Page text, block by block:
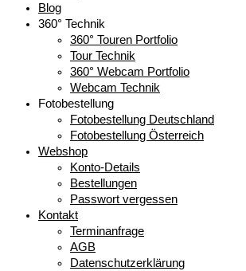
Blog
360° Technik
360° Touren Portfolio
Tour Technik
360° Webcam Portfolio
Webcam Technik
Fotobestellung
Fotobestellung Deutschland
Fotobestellung Österreich
Webshop
Konto-Details
Bestellungen
Passwort vergessen
Kontakt
Terminanfrage
AGB
Datenschutzerklärung